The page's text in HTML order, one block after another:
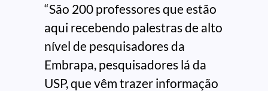
“São 200 professores que estão
aqui recebendo palestras de alto
nível de pesquisadores da
Embrapa, pesquisadores lá da
USP, que vêm trazer informação